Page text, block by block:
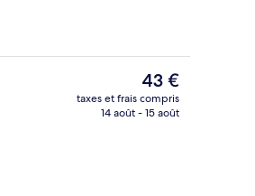
Le
prix
actuel
43 €
taxes et frais compris
14 août - 15 août